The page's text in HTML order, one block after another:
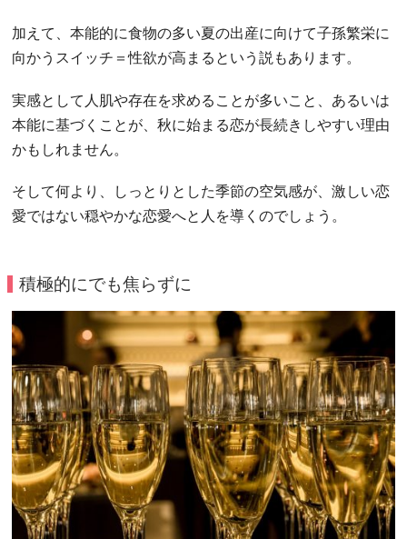
加えて、本能的に食物の多い夏の出産に向けて子孫繁栄に
向かうスイッチ＝性欲が高まるという説もあります。
実感として人肌や存在を求めることが多いこと、あるいは
本能に基づくことが、秋に始まる恋が長続きしやすい理由
かもしれません。
そして何より、しっとりとした季節の空気感が、激しい恋
愛ではない穏やかな恋愛へと人を導くのでしょう。
積極的にでも焦らずに